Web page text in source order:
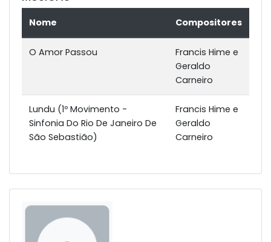
Nome Compositores
O Amor Passou
Francis Hime e
Geraldo
Carneiro
Lundu (1º Movimento -
Sinfonia Do Rio De Janeiro De
São Sebastião)
Francis Hime e
Geraldo
Carneiro